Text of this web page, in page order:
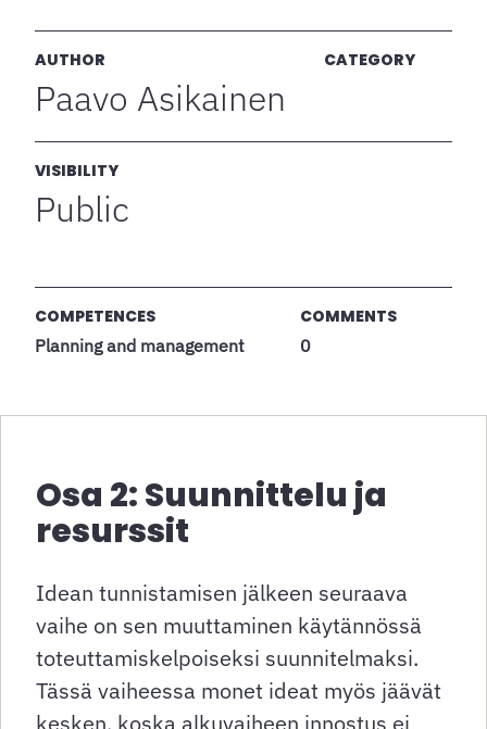
AUTHOR
Paavo Asikainen
CATEGORY
VISIBILITY
Public
COMPETENCES
Planning and management
COMMENTS
0
Osa 2: Suunnittelu ja
resurssit
Idean tunnistamisen jälkeen seuraava
vaihe on sen muuttaminen käytännössä
toteuttamiskelpoiseksi suunnitelmaksi.
Tässä vaiheessa monet ideat myös jäävät